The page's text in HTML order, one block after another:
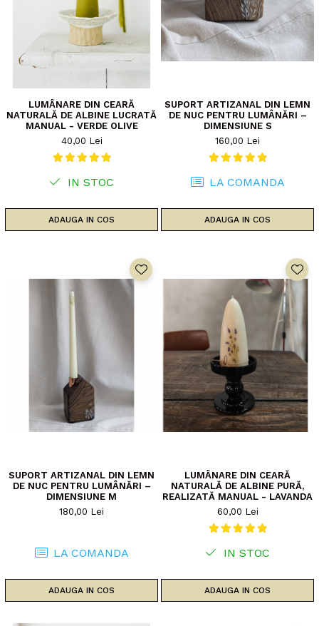
LUMÂNARE DIN CEARĂ
NATURALĂ DE ALBINE LUCRATĂ
MANUAL - VERDE OLIVE
40,00 Lei
IN STOC
ADAUGA IN COS
SUPORT ARTIZANAL DIN LEMN
DE NUC PENTRU LUMÂNĂRI –
DIMENSIUNE S
160,00 Lei
LA COMANDA
ADAUGA IN COS
SUPORT ARTIZANAL DIN LEMN
DE NUC PENTRU LUMÂNĂRI –
DIMENSIUNE M
180,00 Lei
LA COMANDA
ADAUGA IN COS
LUMÂNARE DIN CEARĂ
NATURALĂ DE ALBINE PURĂ,
REALIZATĂ MANUAL - LAVANDA
60,00 Lei
IN STOC
ADAUGA IN COS